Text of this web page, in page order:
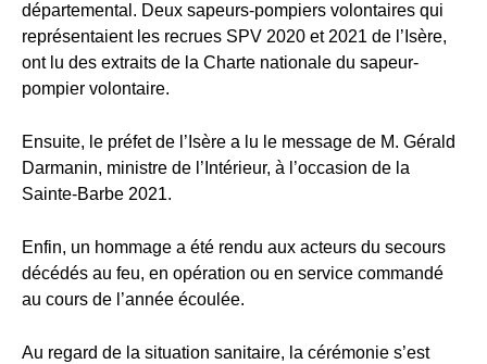
départemental. Deux sapeurs-pompiers volontaires qui
représentaient les recrues SPV 2020 et 2021 de l’Isère,
ont lu des extraits de la Charte nationale du sapeur-
pompier volontaire.
Ensuite, le préfet de l’Isère a lu le message de M. Gérald
Darmanin, ministre de l’Intérieur, à l’occasion de la
Sainte-Barbe 2021.
Enfin, un hommage a été rendu aux acteurs du secours
décédés au feu, en opération ou en service commandé
au cours de l’année écoulée.
Au regard de la situation sanitaire, la cérémonie s’est